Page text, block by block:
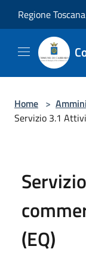
Regione Toscana
Home >
Servizio 3.1
(EQ)